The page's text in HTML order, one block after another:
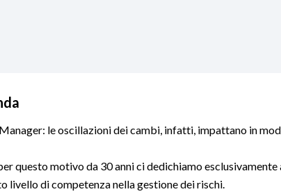
le oscillazioni dei cambi, infatti, impattano in
questo motivo da 30 anni ci dedichiamo
livello di competenza nella gestione dei rischi.